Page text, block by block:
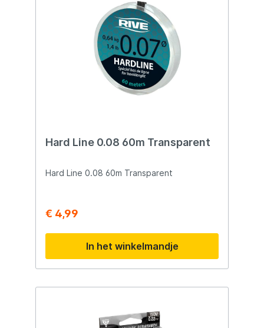
Hard Line 0.08 60m Transparent
Hard Line 0.08 60m Transparent
€ 4,99
In het winkelmandje